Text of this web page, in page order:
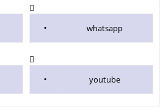
whatsapp
youtube